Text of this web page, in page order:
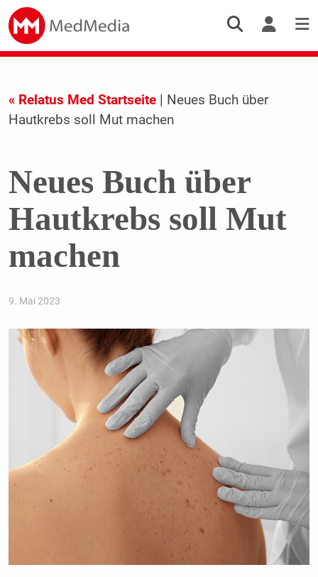
« Relatus Med Startseite| Neues Buch über
Hautkrebs soll Mut machen
Neues Buch über
Hautkrebs soll Mut
machen
9. Mai 2023